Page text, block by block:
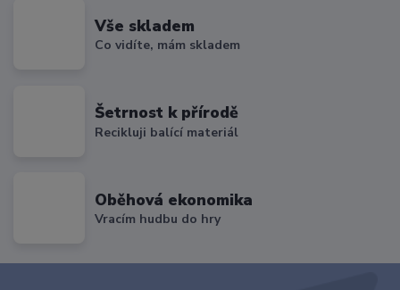
Vše skladem
Co vidíte, mám skladem
Šetrnost k přírodě
Recikluji balící materiál
Oběhová ekonomika
Vracím hudbu do hry